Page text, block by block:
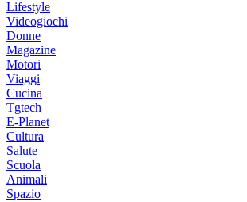
Lifestyle
Videogiochi
Donne
Magazine
Motori
Viaggi
Cucina
Tgtech
E-Planet
Cultura
Salute
Scuola
Animali
Spazio